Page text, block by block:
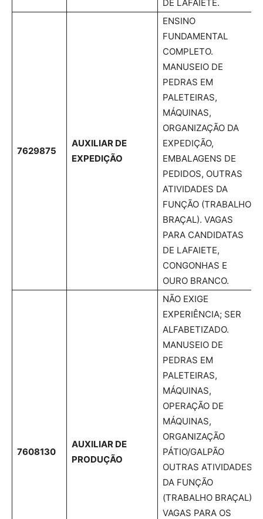
DE LAFAIETE.
7629875
AUXILIAR DE
EXPEDIÇÃO
ENSINO
FUNDAMENTAL
COMPLETO.
MANUSEIO DE
PEDRAS EM
PALETEIRAS,
MÁQUINAS,
ORGANIZAÇÃO DA
EXPEDIÇÃO,
EMBALAGENS DE
PEDIDOS, OUTRAS
ATIVIDADES DA
FUNÇÃO (TRABALHO
BRAÇAL). VAGAS
PARA CANDIDATAS
DE LAFAIETE,
CONGONHAS E
OURO BRANCO.
7608130
AUXILIAR DE
PRODUÇÃO
NÃO EXIGE
EXPERIÊNCIA; SER
ALFABETIZADO.
MANUSEIO DE
PEDRAS EM
PALETEIRAS,
MÁQUINAS,
OPERAÇÃO DE
MÁQUINAS,
ORGANIZAÇÃO
PÁTIO/GALPÃO
OUTRAS ATIVIDADES
DA FUNÇÃO
(TRABALHO BRAÇAL)
VAGAS PARA OS